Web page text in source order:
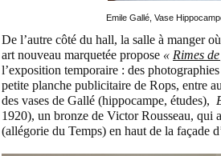
Emile Gallé, Vase
De l’autre côté du hall, la salle à manger
art nouveau marquetée propose « Rimes
l’exposition temporaire : des
petite planche publicitaire de Rops, entre
des vases de Gallé (hippocampe, études),
1920), un bronze de Victor Rousseau, qui
(allégorie du Temps) en haut de la façade